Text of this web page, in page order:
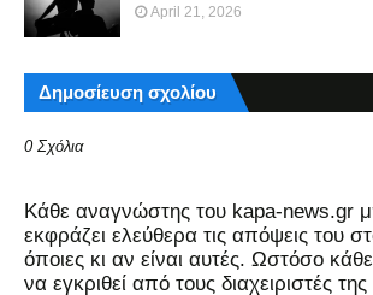
April 21, 2026
Δημοσίευση σχολίου
0 Σχόλια
Kάθε αναγνώστης του kapa-news.gr
εκφράζει ελεύθερα τις απόψεις του
όποιες κι αν είναι αυτές. Ωστόσο
να εγκριθεί από τους διαχειριστές